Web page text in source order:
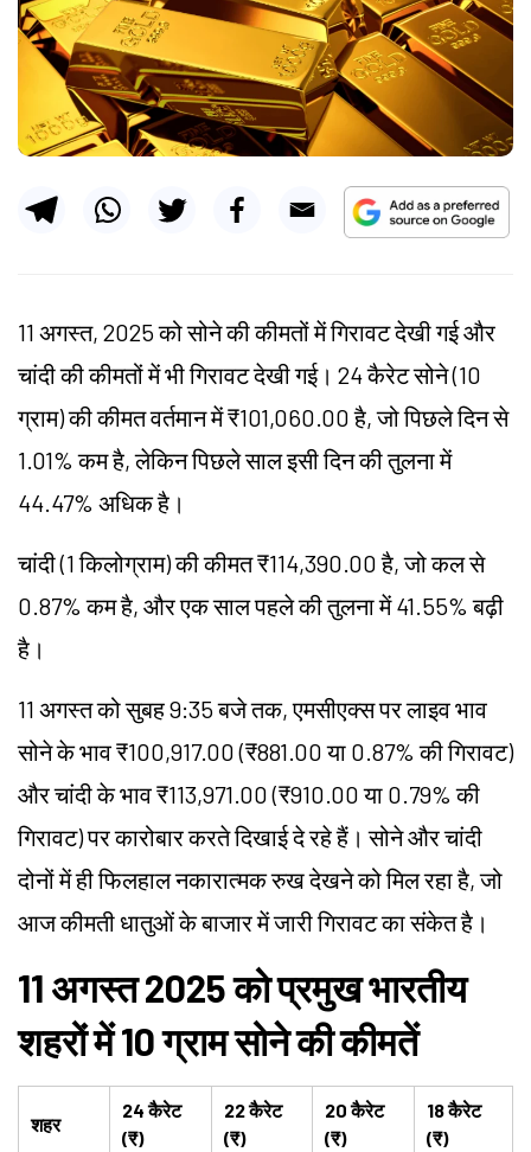
11 अगस्त, 2025 को सोने की कीमतों में गिरावट देखी गई और
चांदी की कीमतों में भी गिरावट देखी गई। 24 कैरेट सोने (10
ग्राम) की कीमत वर्तमान में ₹101,060.00 है, जो पिछले दिन से
1.01% कम है, लेकिन पिछले साल इसी दिन की तुलना में
44.47% अधिक है।
चांदी (1 किलोग्राम) की कीमत ₹114,390.00 है, जो कल से
0.87% कम है, और एक साल पहले की तुलना में 41.55% बढ़ी
है।
11 अगस्त को सुबह 9:35 बजे तक, एमसीएक्स पर लाइव भाव
सोने के भाव ₹100,917.00 (₹881.00 या 0.87% की गिरावट)
और चांदी के भाव ₹113,971.00 (₹910.00 या 0.79% की
गिरावट) पर कारोबार करते दिखाई दे रहे हैं। सोने और चांदी
दोनों में ही फिलहाल नकारात्मक रुख देखने को मिल रहा है, जो
आज कीमती धातुओं के बाजार में जारी गिरावट का संकेत है।
11 अगस्त 2025 को प्रमुख भारतीय
शहरों में 10 ग्राम सोने की कीमतें
शहर
24 कैरेट
(₹)
22 कैरेट
(₹)
20 कैरेट
(₹)
18 कैरेट
(₹)